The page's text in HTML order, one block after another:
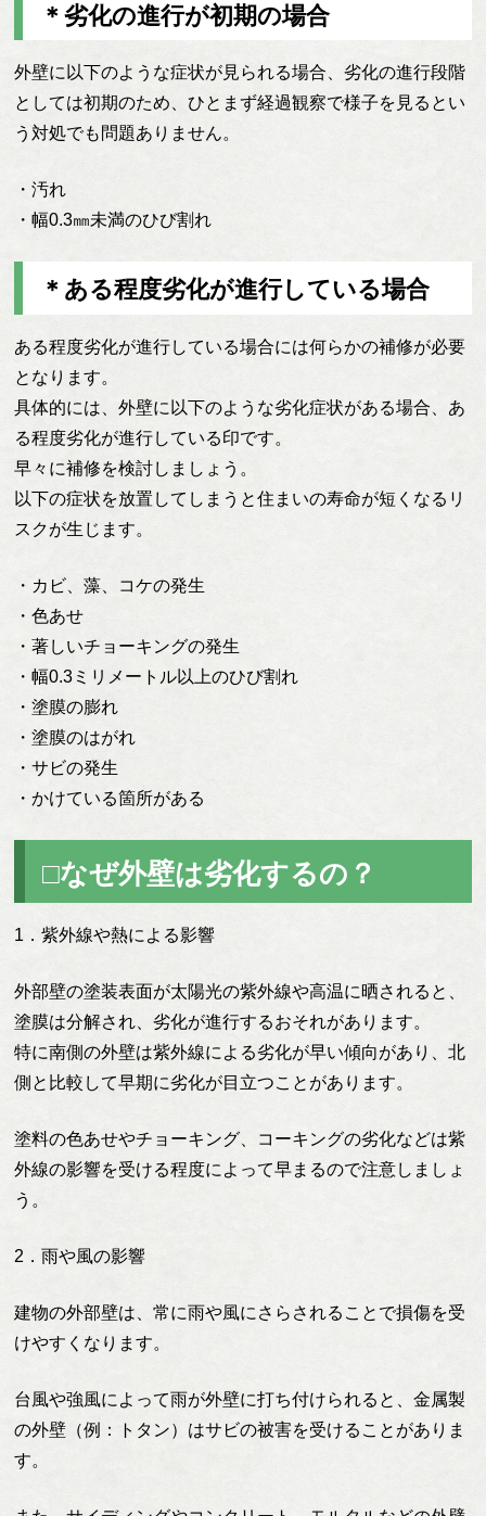
＊劣化の進行が初期の場合
外壁に以下のような症状が見られる場合、劣化の進行段階
としては初期のため、ひとまず経過観察で様子を見るとい
う対処でも問題ありません。
・汚れ
・幅0.3㎜未満のひび割れ
＊ある程度劣化が進行している場合
ある程度劣化が進行している場合には何らかの補修が必要
となります。
具体的には、外壁に以下のような劣化症状がある場合、あ
る程度劣化が進行している印です。
早々に補修を検討しましょう。
以下の症状を放置してしまうと住まいの寿命が短くなるリ
スクが生じます。
・カビ、藻、コケの発生
・色あせ
・著しいチョーキングの発生
・幅0.3ミリメートル以上のひび割れ
・塗膜の膨れ
・塗膜のはがれ
・サビの発生
・かけている箇所がある
□なぜ外壁は劣化するの？
1．紫外線や熱による影響
外部壁の塗装表面が太陽光の紫外線や高温に晒されると、
塗膜は分解され、劣化が進行するおそれがあります。
特に南側の外壁は紫外線による劣化が早い傾向があり、北
側と比較して早期に劣化が目立つことがあります。
塗料の色あせやチョーキング、コーキングの劣化などは紫
外線の影響を受ける程度によって早まるので注意しましょ
う。
2．雨や風の影響
建物の外部壁は、常に雨や風にさらされることで損傷を受
けやすくなります。
台風や強風によって雨が外壁に打ち付けられると、金属製
の外壁（例：トタン）はサビの被害を受けることがありま
す。